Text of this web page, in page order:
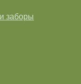
заборы